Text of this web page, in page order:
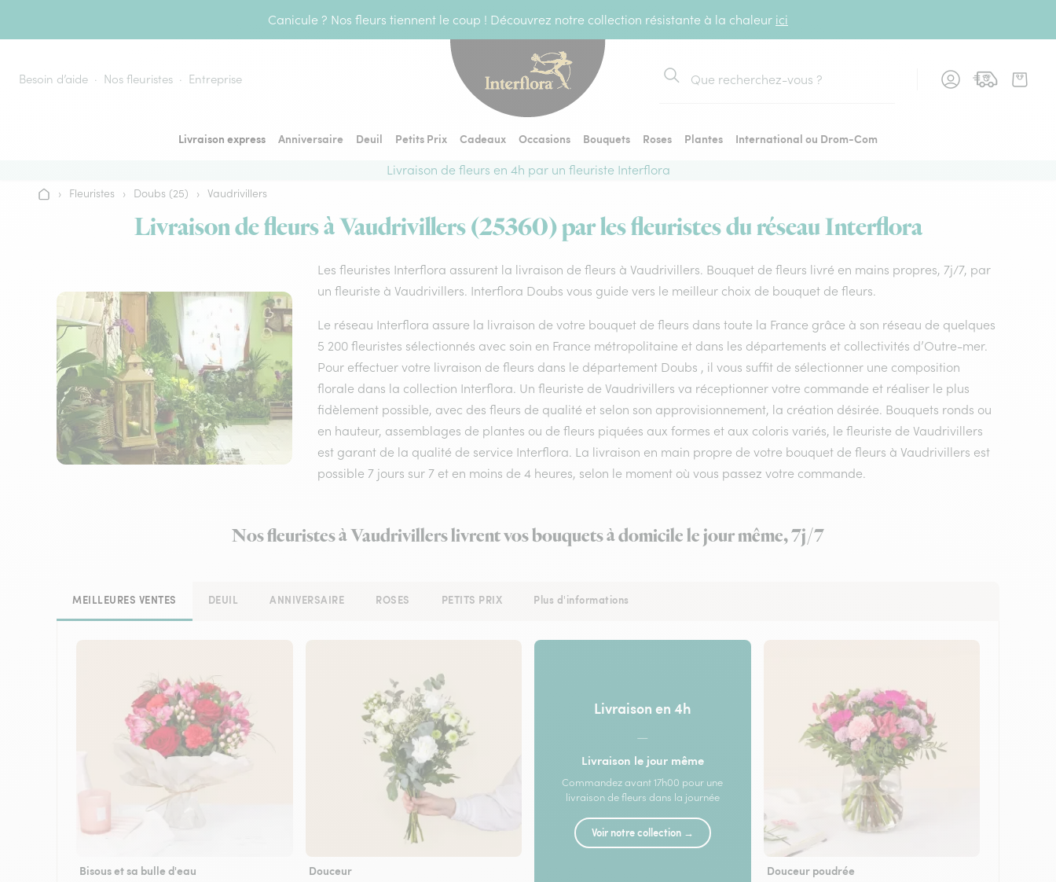
Canicule ? Nos fleurs tiennent le coup ! Découvrez notre collection résistante à la chaleur ici
Besoin d’aide Nos fleuristes Entreprise
Rechercher
Livraison express Anniversaire Deuil Petits Prix Cadeaux Occasions Bouquets Roses Plantes
International ou Drom-Com
Livraison de fleurs en 4h par un fleuriste Interflora
Accueil
› Fleuristes › Doubs (25) › Vaudrivillers
Livraison de fleurs à Vaudrivillers (25360) par les fleuristes du réseau Interflora
Les fleuristes Interflora assurent la livraison de fleurs à Vaudrivillers. Bouquet de fleurs livré en mains propres, 7j/7, par
un fleuriste à Vaudrivillers. Interflora Doubs vous guide vers le meilleur choix de bouquet de fleurs.
Le réseau Interflora assure la livraison de votre bouquet de fleurs dans toute la France grâce à son réseau de quelques
5 200 fleuristes sélectionnés avec soin en France métropolitaine et dans les départements et collectivités d’Outre-mer.
Pour effectuer votre livraison de fleurs dans le département Doubs , il vous suffit de sélectionner une composition
florale dans la collection Interflora. Un fleuriste de Vaudrivillers va réceptionner votre commande et réaliser le plus
fidèlement possible, avec des fleurs de qualité et selon son approvisionnement, la création désirée. Bouquets ronds ou
en hauteur, assemblages de plantes ou de fleurs piquées aux formes et aux coloris variés, le fleuriste de Vaudrivillers
est garant de la qualité de service Interflora. La livraison en main propre de votre bouquet de fleurs à Vaudrivillers est
possible 7 jours sur 7 et en moins de 4 heures, selon le moment où vous passez votre commande.
Nos fleuristes à Vaudrivillers livrent vos bouquets à domicile le jour même, 7j/7
MEILLEURES VENTES DEUIL ANNIVERSAIRE ROSES PETITS PRIX Plus d'informations
Bisous et sa bulle d'eau Douceur
Livraison en 4h
—
Livraison le jour même
Commandez avant 17h00 pour une
livraison de fleurs dans la journée
Voir notre collection →
Douceur poudrée